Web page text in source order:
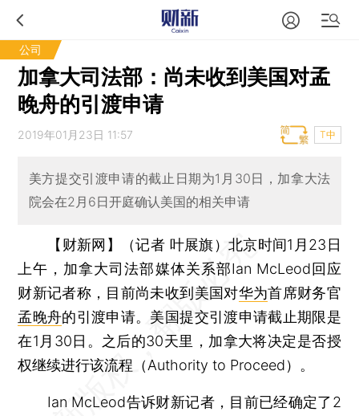
公司
加拿大司法部：尚未收到美国对孟
晚舟的引渡申请
2019年01月23日 11:57 T中
美方提交引渡申请的截止日期为1月30日，加拿大法
院会在2月6日开庭确认美国的相关申请
【财新网】（记者 叶展旗） 北京时间1月23日
上午，加拿大司法部媒体关系部Ian McLeod回应
财新记者称，目前尚未收到美国对华为首席财务官
孟晚舟的引渡申请。美国提交引渡申请截止期限是
在1月30日。之后的30天里，加拿大将决定是否授
权继续进行该流程（Authority to Proceed）。
Ian McLeod告诉财新记者，目前已经确定了2